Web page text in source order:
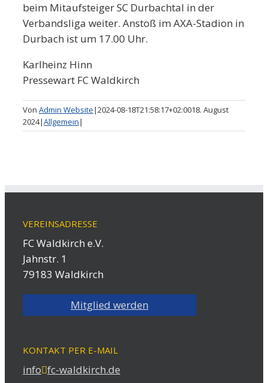
beim Mitaufsteiger SC Durbachtal in der
Verbandsliga weiter. Anstoß im AXA-Stadion in
Durbach ist um 17.00 Uhr.
Karlheinz Hinn
Pressewart FC Waldkirch
Von Admin Website|2024-08-18T21:58:17+02:0018. August
2024|Allgemein|
VEREINSADRESSE
FC Waldkirch e.V.
Jahnstr. 1
79183 Waldkirch
Mitglied werden
KONTAKT PER E-MAIL
info fc-waldkirch.de